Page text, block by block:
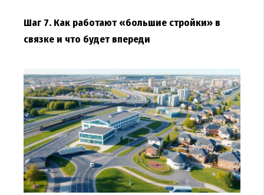
Шаг 7. Как работают «большие стройки» в
связке и что будет впереди